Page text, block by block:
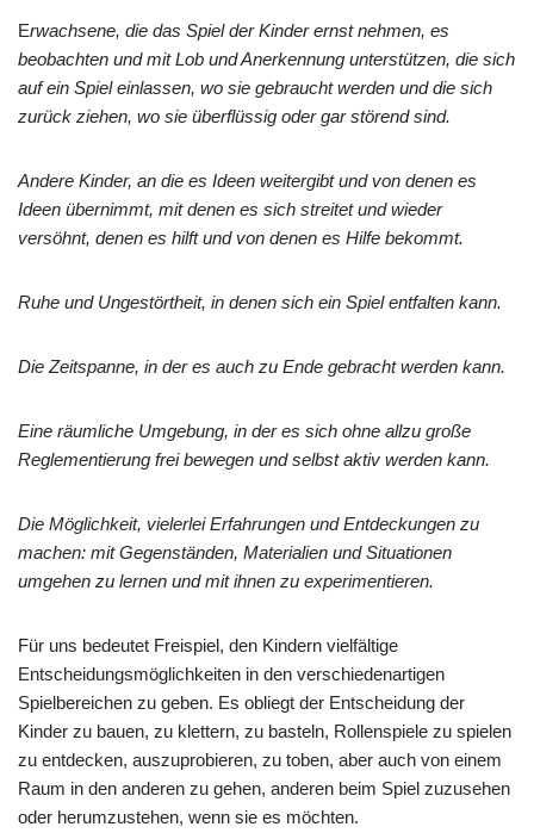
Erwachsene, die das Spiel der Kinder ernst nehmen, es
beobachten und mit Lob und Anerkennung unterstützen, die sich
auf ein Spiel einlassen, wo sie gebraucht werden und die sich
zurück ziehen, wo sie überflüssig oder gar störend sind.
Andere Kinder, an die es Ideen weitergibt und von denen es
Ideen übernimmt, mit denen es sich streitet und wieder
versöhnt, denen es hilft und von denen es Hilfe bekommt.
Ruhe und Ungestörtheit, in denen sich ein Spiel entfalten kann.
Die Zeitspanne, in der es auch zu Ende gebracht werden kann.
Eine räumliche Umgebung, in der es sich ohne allzu große
Reglementierung frei bewegen und selbst aktiv werden kann.
Die Möglichkeit, vielerlei Erfahrungen und Entdeckungen zu
machen: mit Gegenständen, Materialien und Situationen
umgehen zu lernen und mit ihnen zu experimentieren.
Für uns bedeutet Freispiel, den Kindern vielfältige
Entscheidungsmöglichkeiten in den verschiedenartigen
Spielbereichen zu geben. Es obliegt der Entscheidung der
Kinder zu bauen, zu klettern, zu basteln, Rollenspiele zu spielen
zu entdecken, auszuprobieren, zu toben, aber auch von einem
Raum in den anderen zu gehen, anderen beim Spiel zuzusehen
oder herumzustehen, wenn sie es möchten.